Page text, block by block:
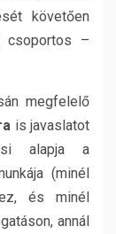
követően
csoportos –
megfelelő
is javaslatot
alapja a
(minél
és minél
annál